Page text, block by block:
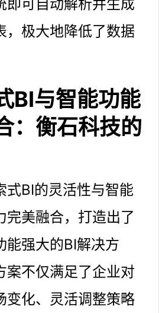
即可自动解析并生成
，极大地降低了数据
BI与智能功能
：衡石科技的
式BI的灵活性与智能
完美融合，打造出了
能强大的BI解决方
案不仅满足了企业对
变化、灵活调整策略